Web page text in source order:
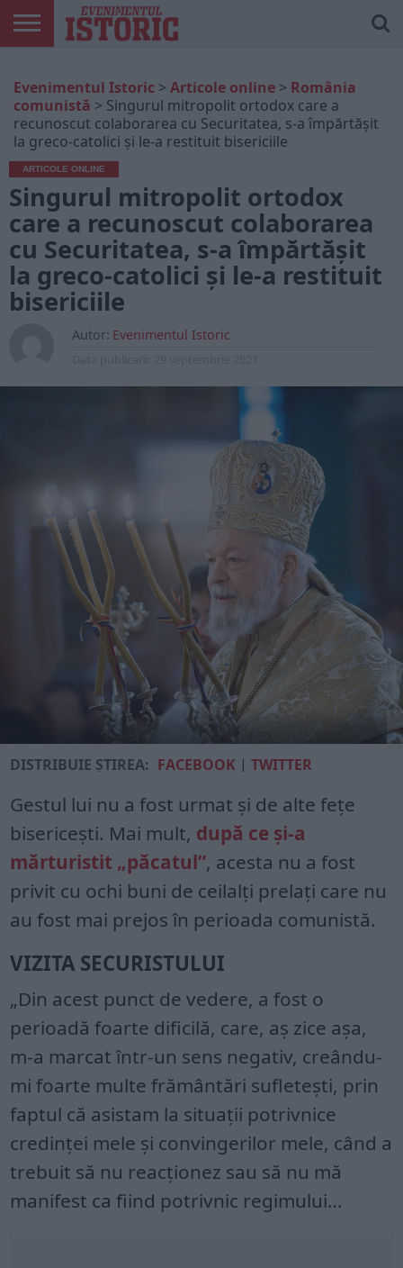
ONLINE
EDIȚII
TIPĂRITE
ISTORIC
PLAY
CONTUL
MEU
Evenimentul Istoric > Articole online > România
comunistă > Singurul mitropolit ortodox care a
recunoscut colaborarea cu Securitatea, s-a împărtășit
la greco-catolici și le-a restituit bisericiile
ARTICOLE ONLINE
Singurul mitropolit ortodox
care a recunoscut colaborarea
cu Securitatea, s-a împărtășit
la greco-catolici și le-a restituit
bisericiile
Autor: Evenimentul Istoric
DISTRIBUIE ȘTIREA: FACEBOOK |TWITTER
Gestul lui nu a fost urmat şi de alte feţe
bisericeşti. Mai mult, după ce şi-a
mărturistit „păcatul”, acesta nu a fost
privit cu ochi buni de ceilalţi prelaţi care nu
au fost mai prejos în perioada comunistă.
VIZITA SECURISTULUI
„Din acest punct de vedere, a fost o
perioadă foarte dificilă, care, aş zice aşa,
m-a marcat într-un sens negativ, creându-
mi foarte multe frământări sufleteşti, prin
faptul că asistam la situaţii potrivnice
credinţei mele şi convingerilor mele, când a
trebuit să nu reacţionez sau să nu mă
manifest ca fiind potrivnic regimului…